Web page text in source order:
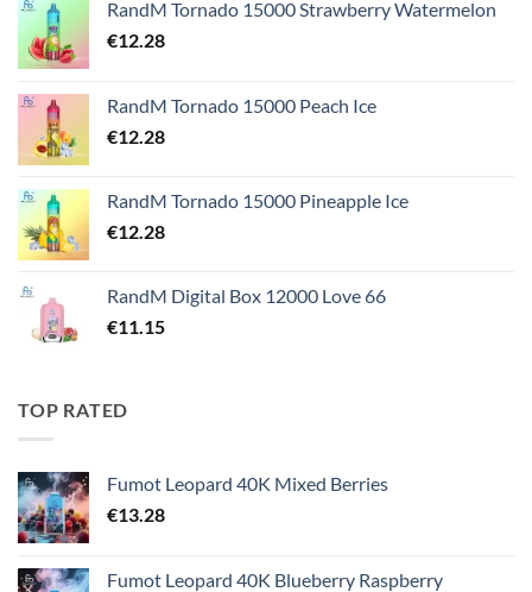
RandM Tornado 15000 Strawberry Watermelon
€12.28
RandM Tornado 15000 Peach Ice
€12.28
RandM Tornado 15000 Pineapple Ice
€12.28
RandM Digital Box 12000 Love 66
€11.15
TOP RATED
Fumot Leopard 40K Mixed Berries
€13.28
Fumot Leopard 40K Blueberry Raspberry